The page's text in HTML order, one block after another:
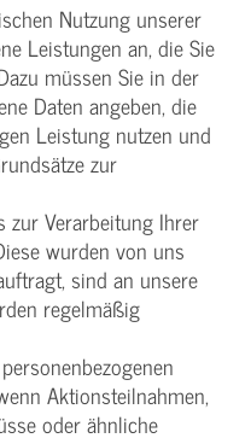
Nutzung unserer
Leistungen an, die Sie
müssen Sie in der
Daten angeben, die
Leistung nutzen und
zur
zur Verarbeitung Ihrer
wurden von uns
sind an unsere
regelmäßig
Aktionsteilnahmen,
oder ähnliche